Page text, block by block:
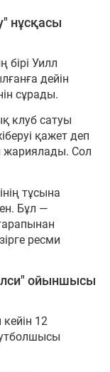
нұсқасы
бірі Уилл
дейін
сұрады.
клуб сатуы
қажет деп
жариялады. Сол
тұсына
Бұл —
ресми
ойыншысы
12